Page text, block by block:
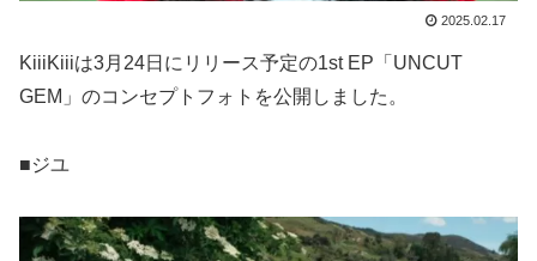
2025.02.17
KiiiKiiiは3月24日にリリース予定の1st EP「UNCUT
GEM」のコンセプトフォトを公開しました。
■ジユ